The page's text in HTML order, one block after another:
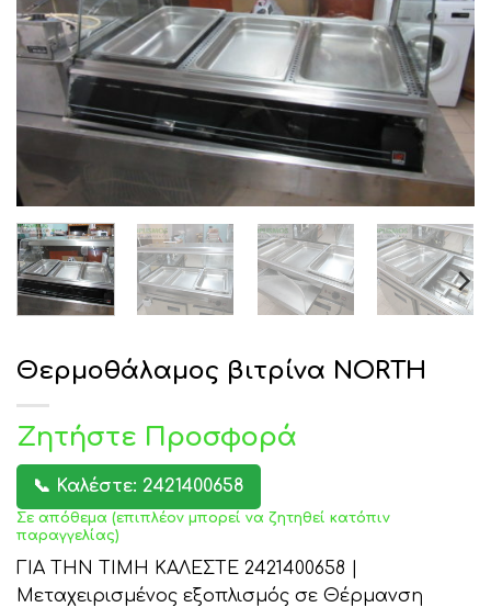
Θερμοθάλαμος βιτρίνα NORTH
Ζητήστε Προσφορά
📞 Καλέστε: 2421400658
Σε απόθεμα (επιπλέον μπορεί να ζητηθεί κατόπιν
παραγγελίας)
ΓΙΑ ΤΗΝ ΤΙΜΗ ΚΑΛΕΣΤΕ 2421400658 |
Μεταχειρισμένος εξοπλισμός σε Θέρμανση